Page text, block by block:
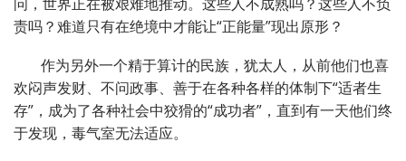
责吗？难道只有在绝境中才能让“正能量”现出原形？
作为另外一个精于算计的民族，犹太人，从前他们也喜
欢闷声发财、不问政事、善于在各种各样的体制下“适者生
存”，成为了各种社会中狡猾的“成功者”，直到有一天他们终
于发现，毒气室无法适应。